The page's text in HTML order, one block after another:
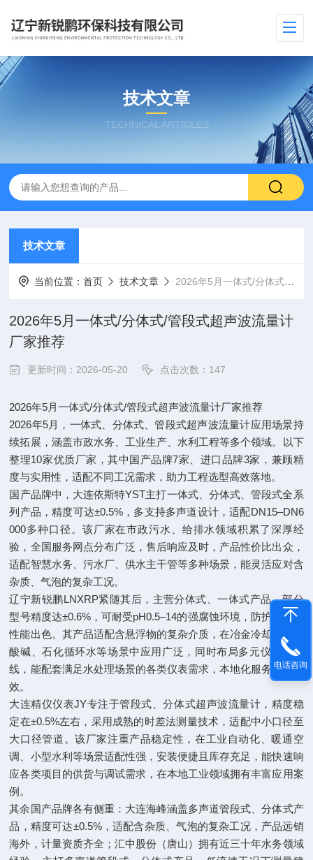
技术文章
TECHNICAL ARTICLES
技术文章
当前位置：首页 技术文章 2026年5月一体式/分体式/管段式超声波流量计厂家推荐​
2026年5月一体式/分体式/管段式超声波流量计
厂家推荐​
更新时间：2026-05-20 点击次数：147
2026年5月一体式/分体式/管段式超声波流量计厂家推荐
2026年5月，一体式、分体式、管段式超声波流量计应用场景持
续拓展，涵盖市政水务、工业生产、水利工程等多个领域。以下
整理10家优质厂家，其中国产品牌7家、进口品牌3家，兼顾精
度与实用性，适配不同工况需求，助力工程选型高效落地。
国产品牌中，大连依斯特YST主打一体式、分体式、管段式全系
列产品，精度可达±0.5%，多支持多声道设计，适配DN15–DN6
000多种口径。该厂家在市政污水、给排水领域积累了深厚经
验，全国服务网点分布广泛，售后响应及时，产品性价比出众，
适配智慧水务、污水厂、供水主干管等多种场景，能灵活应对含
杂质、气泡的复杂工况。
辽宁新锐鹏LNXRP紧随其后，主营分体式、一体式产品，部分
型号精度达±0.6%，可耐受pH0.5–14的强腐蚀环境，防护与防爆
性能出色。其产品适配含悬浮物的复杂介质，在冶金冷却、化工
酸碱、石化循环水等场景中应用广泛，同时布局多元仪表产品
线，能配套满足水处理场景的各类仪表需求，本地化服务触达高
效。
大连精仪仪表JY专注于管段式、分体式超声波流量计，精度稳
定在±0.5%左右，采用成熟的时差法测量技术，适配中小口径至
大口径管道。该厂家注重产品稳定性，在工业自动化、暖通空
调、小型水利等场景适配性强，安装便捷且库存充足，能快速响
应各类项目的供货与调试需求，在本地工业领域拥有丰富应用案
例。
其余国产品牌各有侧重：大连海峰涵盖多声道管段式、分体式产
品，精度可达±0.5%，适配含杂质、气泡的复杂工况，产品远销
海外，计量资质齐全；汇中股份（唐山）拥有近三十年水务领域
电话咨询